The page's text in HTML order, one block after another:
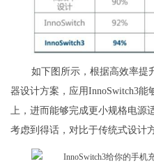
如下图所示，根据高效率提
器设计方案，应用InnoSwitch3能
上，进而能够完成更小规格电源
考虑到得话，对比于传统式设计